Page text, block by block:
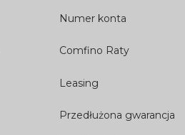
Numer konta
Comfino Raty
Leasing
Przedłużona gwarancja